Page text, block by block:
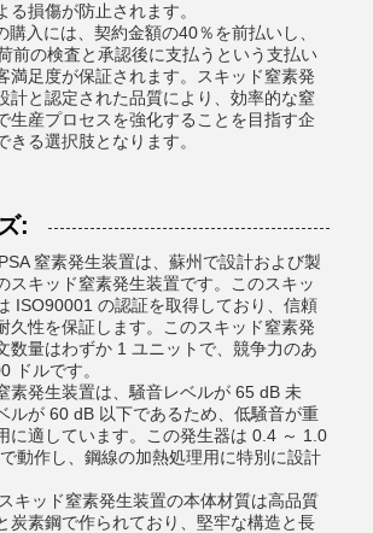
る損傷が防止されます。
購入には、契約金額の40％を前払いし、
前の検査と承認後に支払うという支払い
満足度が保証されます。スキッド窒素発
計と認定された品質により、効率的な窒
生産プロセスを強化することを目指す企
きる選択肢となります。
:
窒素発生装置は、蘇州で設計および製
スキッド窒素発生装置です。このスキッ
ISO90001 の認証を取得しており、信頼
久性を保証します。このスキッド窒素発
数量はわずか 1 ユニットで、競争力のあ
ドルです。
素発生装置は、騒音レベルが 65 dB 未
ルが 60 dB 以下であるため、低騒音が重
に適しています。この発生器は 0.4 ～ 1.0
動作し、鋼線の加熱処理用に特別に設計
キッド窒素発生装置の本体材質は高品質
炭素鋼で作られており、堅牢な構造と長